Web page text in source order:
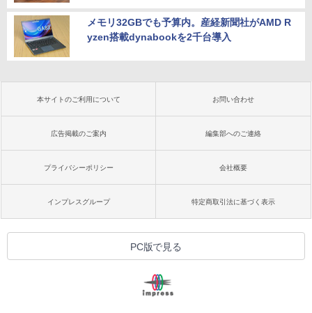
メモリ32GBでも予算内。産経新聞社がAMD R
yzen搭載dynabookを2千台導入
本サイトのご利用について お問い合わせ
広告掲載のご案内 編集部へのご連絡
プライバシーポリシー 会社概要
インプレスグループ 特定商取引法に基づく表示
PC版で見る